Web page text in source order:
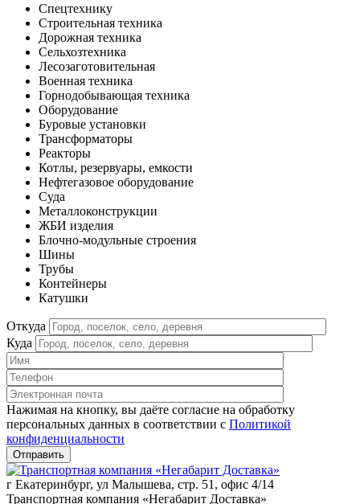
Спецтехнику
Строительная техника
Дорожная техника
Сельхозтехника
Лесозаготовительная
Военная техника
Горнодобывающая техника
Оборудование
Буровые установки
Трансформаторы
Реакторы
Котлы, резервуары, емкости
Нефтегазовое оборудование
Cуда
Металлоконструкции
ЖБИ изделия
Блочно-модульные строения
Шины
Трубы
Контейнеры
Катушки
Откуда
Куда
Нажимая на кнопку, вы даёте согласие на обработку
персональных данных в соответствии c Политикой
конфиденциальности
г Екатеринбург, ул Малышева, стр. 51, офис 4/14
Транспортная компания «Негабарит Доставка»